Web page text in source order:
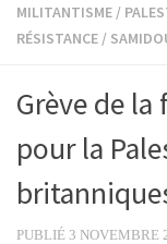
MILITANTISME /
RÉSISTANCE /
Grève de la
pour la
PUBLIÉ 3 NOVEMBRE